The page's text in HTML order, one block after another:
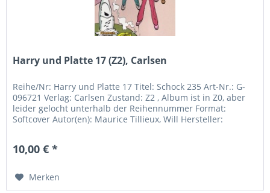
Harry und Platte 17 (Z2), Carlsen
Reihe/Nr: Harry und Platte 17 Titel: Schock 235 Art-Nr.: G-
096721 Verlag: Carlsen Zustand: Z2 , Album ist in Z0, aber
leider gelocht unterhalb der Reihennummer Format:
Softcover Autor(en): Maurice Tillieux, Will Hersteller:
10,00 € *
Merken